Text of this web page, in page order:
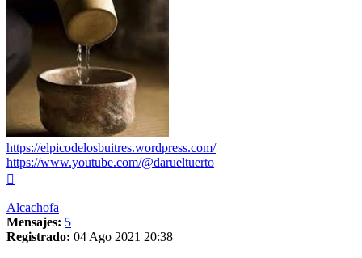
https://elpicodelosbuitres.wordpress.com/
https://www.youtube.com/@darueltuerto
Alcachofa
Mensajes: 5
Registrado: 04 Ago 2021 20:38